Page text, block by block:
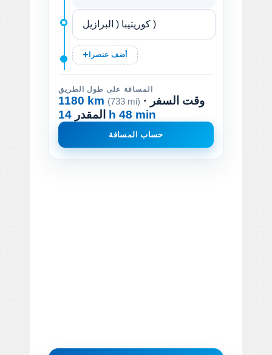
أضف عنصرا
المسافة على طول الطريق
1180 km (733 mi) · وقت السفر
المقدر 14 h 48 min
حساب المسافة